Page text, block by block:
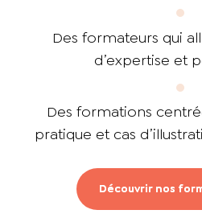
Des formateurs qui
d’expertise et
Des formations
pratique et cas
Découvrir nos